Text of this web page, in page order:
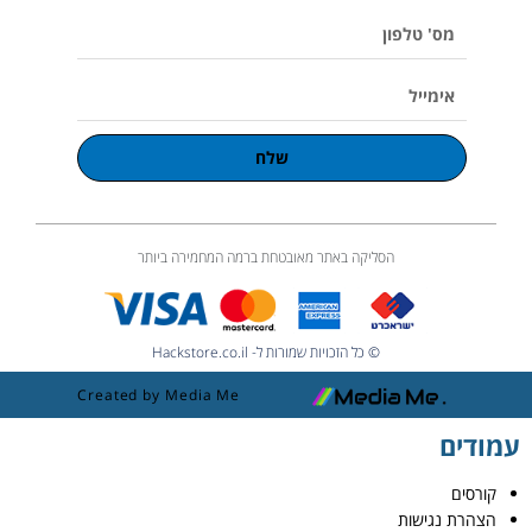
שלח
הסליקה באתר מאובטחת ברמה המחמירה ביותר
© כל הזכויות שמורות ל- Hackstore.co.il
Created by Media Me
עמודים
קורסים
הצהרת נגישות